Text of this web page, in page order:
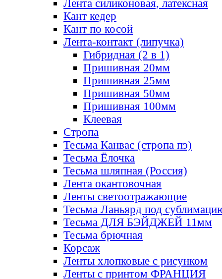
Лента силиконовая, латексная
Кант кедер
Кант по косой
Лента-контакт (липучка)
Гибридная (2 в 1)
Пришивная 20мм
Пришивная 25мм
Пришивная 50мм
Пришивная 100мм
Клеевая
Стропа
Тесьма Канвас (стропа пэ)
Тесьма Ёлочка
Тесьма шляпная (Россия)
Лента окантовочная
Ленты светоотражающие
Тесьма Ланьярд под
Тесьма ДЛЯ БЭЙДЖЕЙ 11мм
Тесьма брючная
Корсаж
Ленты хлопковые с рисунком
Ленты с принтом ФРАНЦИЯ